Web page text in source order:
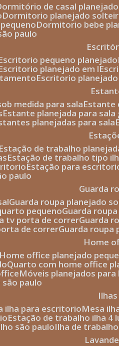
dormitório de casal planejado
dormitorio planejado
dormitorio bebe
paulo
escritorio pequeno planejado
escritorio planejado em l
escritorio
medida para sala
estante planejada para sala
planejadas para sala
estação de trabalho
estação de trabalho tipo
estação para
paulo
guarda
guarda roupa planejado
pequeno guarda
tv porta de correr guarda
de correr guarda
home
home office planejado
quarto com home office
móveis planejados
são paulo
ilha para escritorio mesa
estação de trabalho ilha 4
são paulo ilha de